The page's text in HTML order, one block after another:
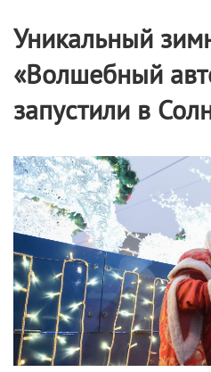
Уникальный
«Волшебный
запустили в